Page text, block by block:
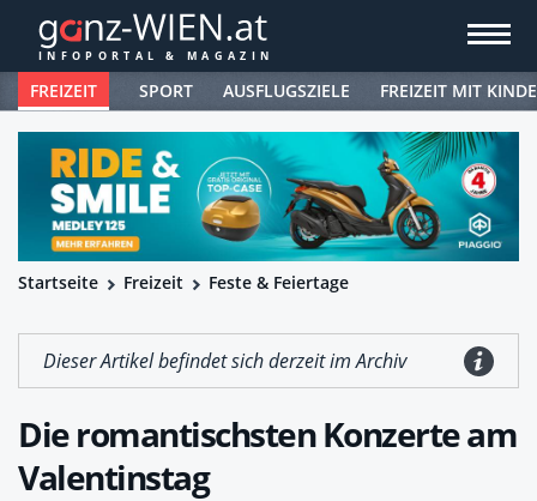
FREIZEIT SPORT AUSFLUGSZIELE FREIZEIT MIT
Startseite Freizeit Feste & Feiertage
Dieser Artikel befindet sich derzeit im Archiv
Die romantischsten Konzerte am
Valentinstag